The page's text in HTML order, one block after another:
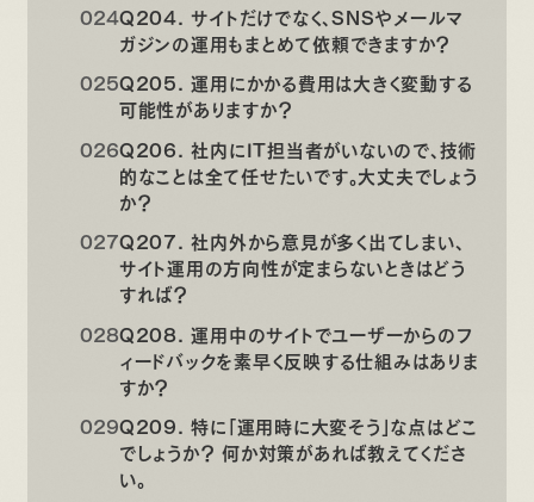
Q204. サイトだけでなく、SNSやメールマ
ガジンの運用もまとめて依頼できますか？
Q205. 運用にかかる費用は大きく変動する
可能性がありますか？
Q206. 社内にIT担当者がいないので、技術
的なことは全て任せたいです。大丈夫でしょう
か？
Q207. 社内外から意見が多く出てしまい、
サイト運用の方向性が定まらないときはどう
すれば？
Q208. 運用中のサイトでユーザーからのフ
ィードバックを素早く反映する仕組みはありま
すか？
Q209. 特に「運用時に大変そう」な点はどこ
でしょうか？ 何か対策があれば教えてくださ
い。